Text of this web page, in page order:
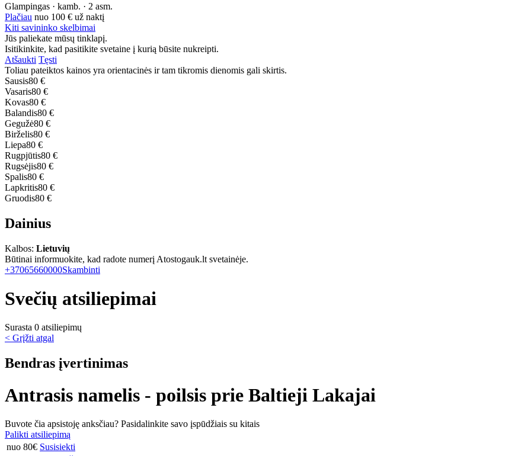
Glampingas · kamb. · 2 asm.
Plačiau nuo 100 € už naktį
Kiti savininko skelbimai
Jūs paliekate mūsų tinklapį.
Isitikinkite, kad pasitikite svetaine į kurią būsite nukreipti.
Atšaukti Tęsti
Toliau pateiktos kainos yra orientacinės ir tam tikromis dienomis gali skirtis.
Sausis80 €
Vasaris80 €
Kovas80 €
Balandis80 €
Gegužė80 €
Birželis80 €
Liepa80 €
Rugpjūtis80 €
Rugsėjis80 €
Spalis80 €
Lapkritis80 €
Gruodis80 €
Dainius
Kalbos: Lietuvių
Būtinai informuokite, kad radote numerį Atostogauk.lt svetainėje.
+37065660000Skambinti
Svečių atsiliepimai
Surasta 0 atsiliepimų
< Grįžti atgal
Bendras įvertinimas
Antrasis namelis - poilsis prie Baltieji Lakajai
Buvote čia apsistoję anksčiau? Pasidalinkite savo įspūdžiais su kitais
Palikti atsiliepimą
nuo 80€ Susisiekti